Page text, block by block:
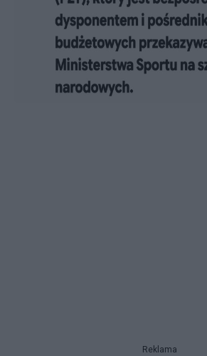
Reklama